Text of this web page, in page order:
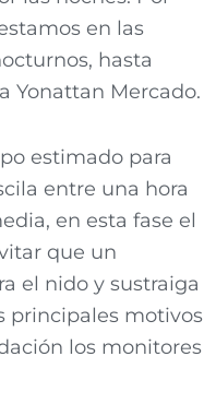
en las
hasta
Yonattan Mercado.
estimado para
entre una hora
en esta fase el
que un
el nido y sustraiga
principales motivos
los monitores